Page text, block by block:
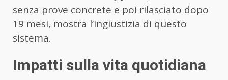
senza prove concrete e poi rilasciato dopo
19 mesi, mostra l’ingiustizia di questo
sistema.
Impatti sulla vita quotidiana